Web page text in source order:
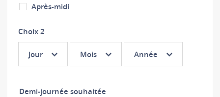
Après-midi
Choix 2
Jour
Jour
Mois
Mois
Année
Année
Demi-journée souhaitée